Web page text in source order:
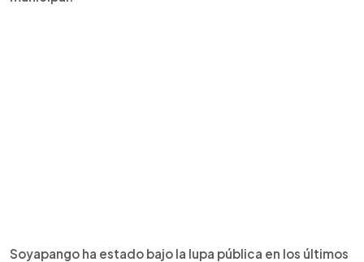
Soyapango ha estado bajo la lupa pública en los últimos